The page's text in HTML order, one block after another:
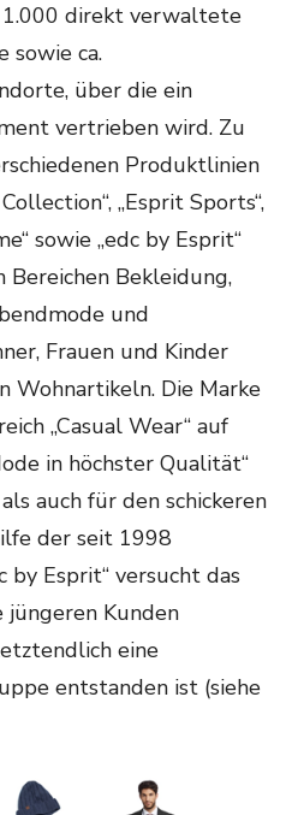
direkt verwaltete
sowie ca.
über die ein
vertrieben wird. Zu
Produktlinien
„Esprit Sports“,
sowie „edc by Esprit“
Bekleidung,
und
Frauen und Kinder
Wohnartikeln. Die Marke
„Casual Wear“ auf
in höchster Qualität“
auch für den schickeren
der seit 1998
by Esprit“ versucht das
jüngeren Kunden
eine
entstanden ist (siehe